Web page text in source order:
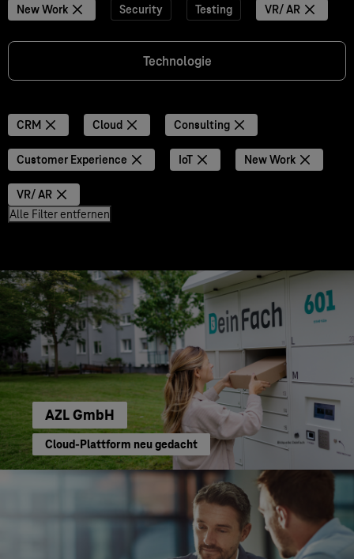
New Work Security Testing VR/ AR
Technologie
CRM Cloud Consulting
Customer Experience IoT New Work
VR/ AR
Alle Filter entfernen
AZL GmbH
Cloud-Plattform neu gedacht